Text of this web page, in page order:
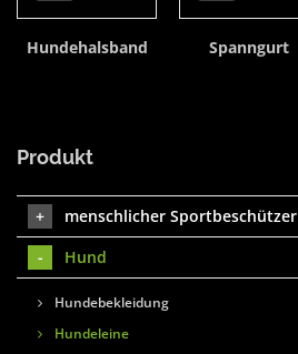
Hundehalsband Spanngurt
Produkt
menschlicher Sportbeschützer
Hund
Hundebekleidung
Hundeleine